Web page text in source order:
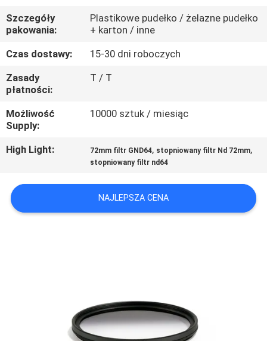
SKONTAKTUJ
SIĘ
Z
NAMI
POPROSIĆ
O
SITEMAP
Szczegóły
pakowania:
Plastikowe pudełko / żelazne pudełko
+ karton / inne
Czas dostawy:
15-30 dni roboczych
Zasady
płatności:
T / T
Możliwość
Supply:
10000 sztuk / miesiąc
High Light: 72mm filtr GND64, stopniowany filtr Nd 72mm,
stopniowany filtr nd64
NAJLEPSZA CENA